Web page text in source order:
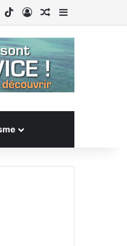
TikTokConnexion
Article Aléatoire
Sidebar